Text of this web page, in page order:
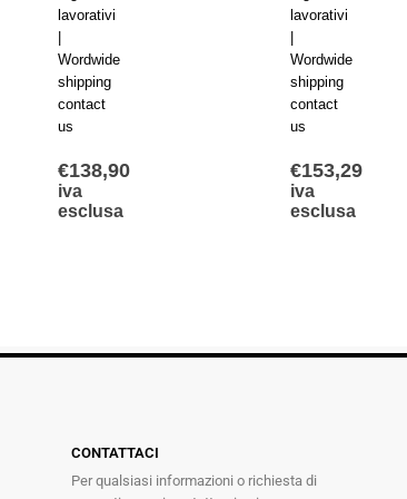
lavorativi
Wordwide
shipping
contact
us
€138,90
iva
esclusa
lavorativi
Wordwide
shipping
contact
us
€153,29
iva
esclusa
CONTATTACI
Per qualsiasi informazioni o richiesta di